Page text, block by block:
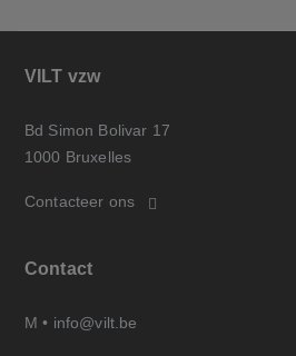
VILT vzw
Bd Simon Bolivar 17
1000 Bruxelles
Contacteer ons
Contact
M • info@vilt.be